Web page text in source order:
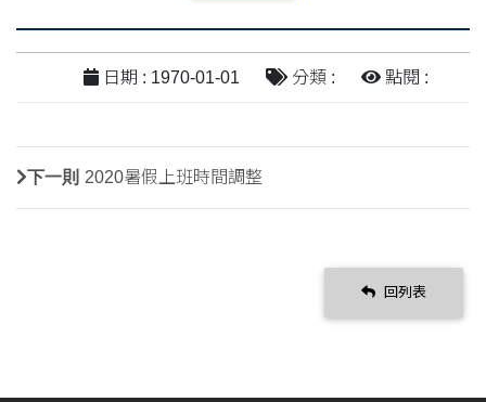
日期 : 1970-01-01 分類 : 點閱 :
下一則 2020暑假上班時間調整
回列表